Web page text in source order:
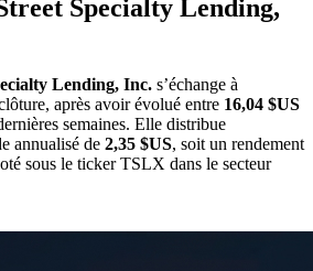
Specialty Lending,
Lending, Inc. s’échange à
après avoir évolué entre 16,04 $US
semaines. Elle distribue
annualisé de 2,35 $US, soit un rendement
sous le tickerTSLX dans le secteur